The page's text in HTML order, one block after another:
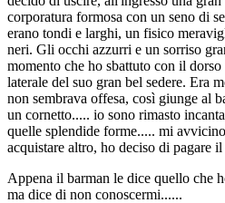
corporatura formosa con un seno di
erano tondi e larghi, un fisico
neri. Gli occhi azzurri e un sorriso
momento che ho sbattuto con il
laterale del suo gran bel sedere. Era
non sembrava offesa, così giunge al
un cornetto..... io sono rimasto
quelle splendide forme..... mi
acquistare altro, ho deciso di pagare
Appena il barman le dice quello che
ma dice di non conoscermi......